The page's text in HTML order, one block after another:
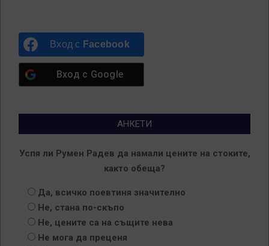
Вход с Facebook
Вход с Google
АНКЕТИ
Успя ли Румен Радев да намали цените на стоките,
както обеща?
Да, всичко поевтиня значително
Не, стана по-скъпо
Не, цените са на същите нева
Не мога да преценя